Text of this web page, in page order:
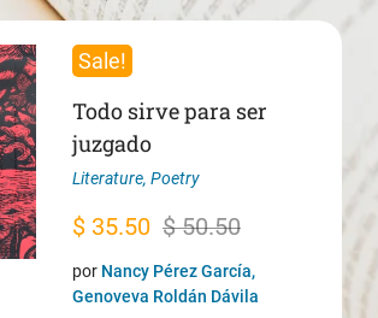
Sale!
Todo sirve para ser
juzgado
Literature,Poetry
$50.50
Original
price
was:
$ 35.50
Current
price
is:
por Nancy Pérez García,
Genoveva Roldán Dávila